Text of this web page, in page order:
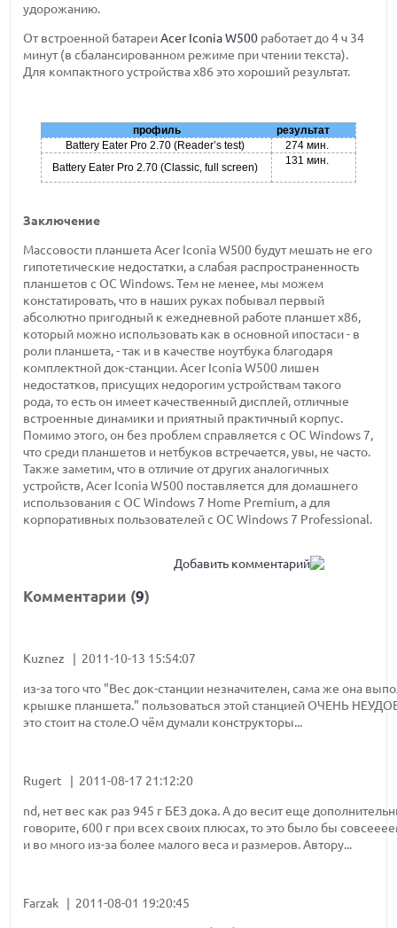
удорожанию.
От встроенной батареиAcer Iconia W500 работает до 4 ч 34
минут (в сбалансированном режиме при чтении текста).
Для компактного устройства x86 это хороший результат.
профиль
результат
Battery Eater Pro 2.70 (Reader’s test)
274 мин.
Battery Eater Pro 2.70 (Classic, full screen)
131 мин.
Заключение
Массовости планшета Acer Iconia W500 будут мешать не его
гипотетические недостатки, а слабая распространенность
планшетов с ОС Windows. Тем не менее, мы можем
констатировать, что в наших руках побывал первый
абсолютно пригодный к ежедневной работе планшет x86,
который можно использовать как в основной ипостаси - в
роли планшета, - так и в качестве ноутбука благодаря
комплектной док-станции. Acer Iconia W500 лишен
недостатков, присущих недорогим устройствам такого
рода, то есть он имеет качественный дисплей, отличные
встроенные динамики и приятный практичный корпус.
Помимо этого, он без проблем справляется с ОС Windows 7,
что среди планшетов и нетбуков встречается, увы, не часто.
Также заметим, что в отличие от других аналогичных
устройств, Acer Iconia W500 поставляется для домашнего
использования с ОС Windows 7 Home Premium, а для
корпоративных пользователей с ОС Windows 7 Professional.
Добавить комментарий
Комментарии (9)
Kuznez | 2011-10-13 15:54:07
из-за того что "Вес док-станции незначителен, сама же она
крышке планшета." пользоваться этой станцией ОЧЕНЬ
это стоит на столе.О чём думали конструкторы...
Rugert | 2011-08-17 21:12:20
nd, нет вес как раз 945 г БЕЗ дока. А до весит еще
говорите, 600 г при всех своих плюсах, то это было бы
и во много из-за более малого веса и размеров. Автору...
Farzak | 2011-08-01 19:20:45